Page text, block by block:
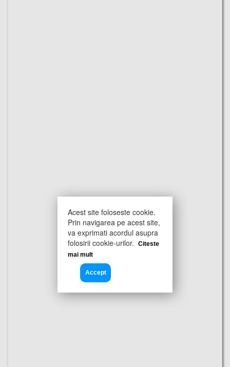
Acest site foloseste cookie.
Prin navigarea pe acest site,
va exprimati acordul asupra
folosirii cookie-urilor.
Citeste
mai mult
Accept